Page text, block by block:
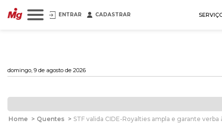
ENTRAR CADASTRAR
domingo, 9 de agosto de 2026
Home > Quentes > STF valida CIDE-Royalties ampla e garante